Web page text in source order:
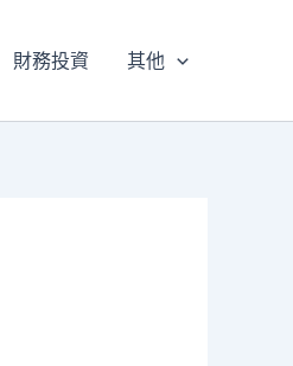
財務投資 其他